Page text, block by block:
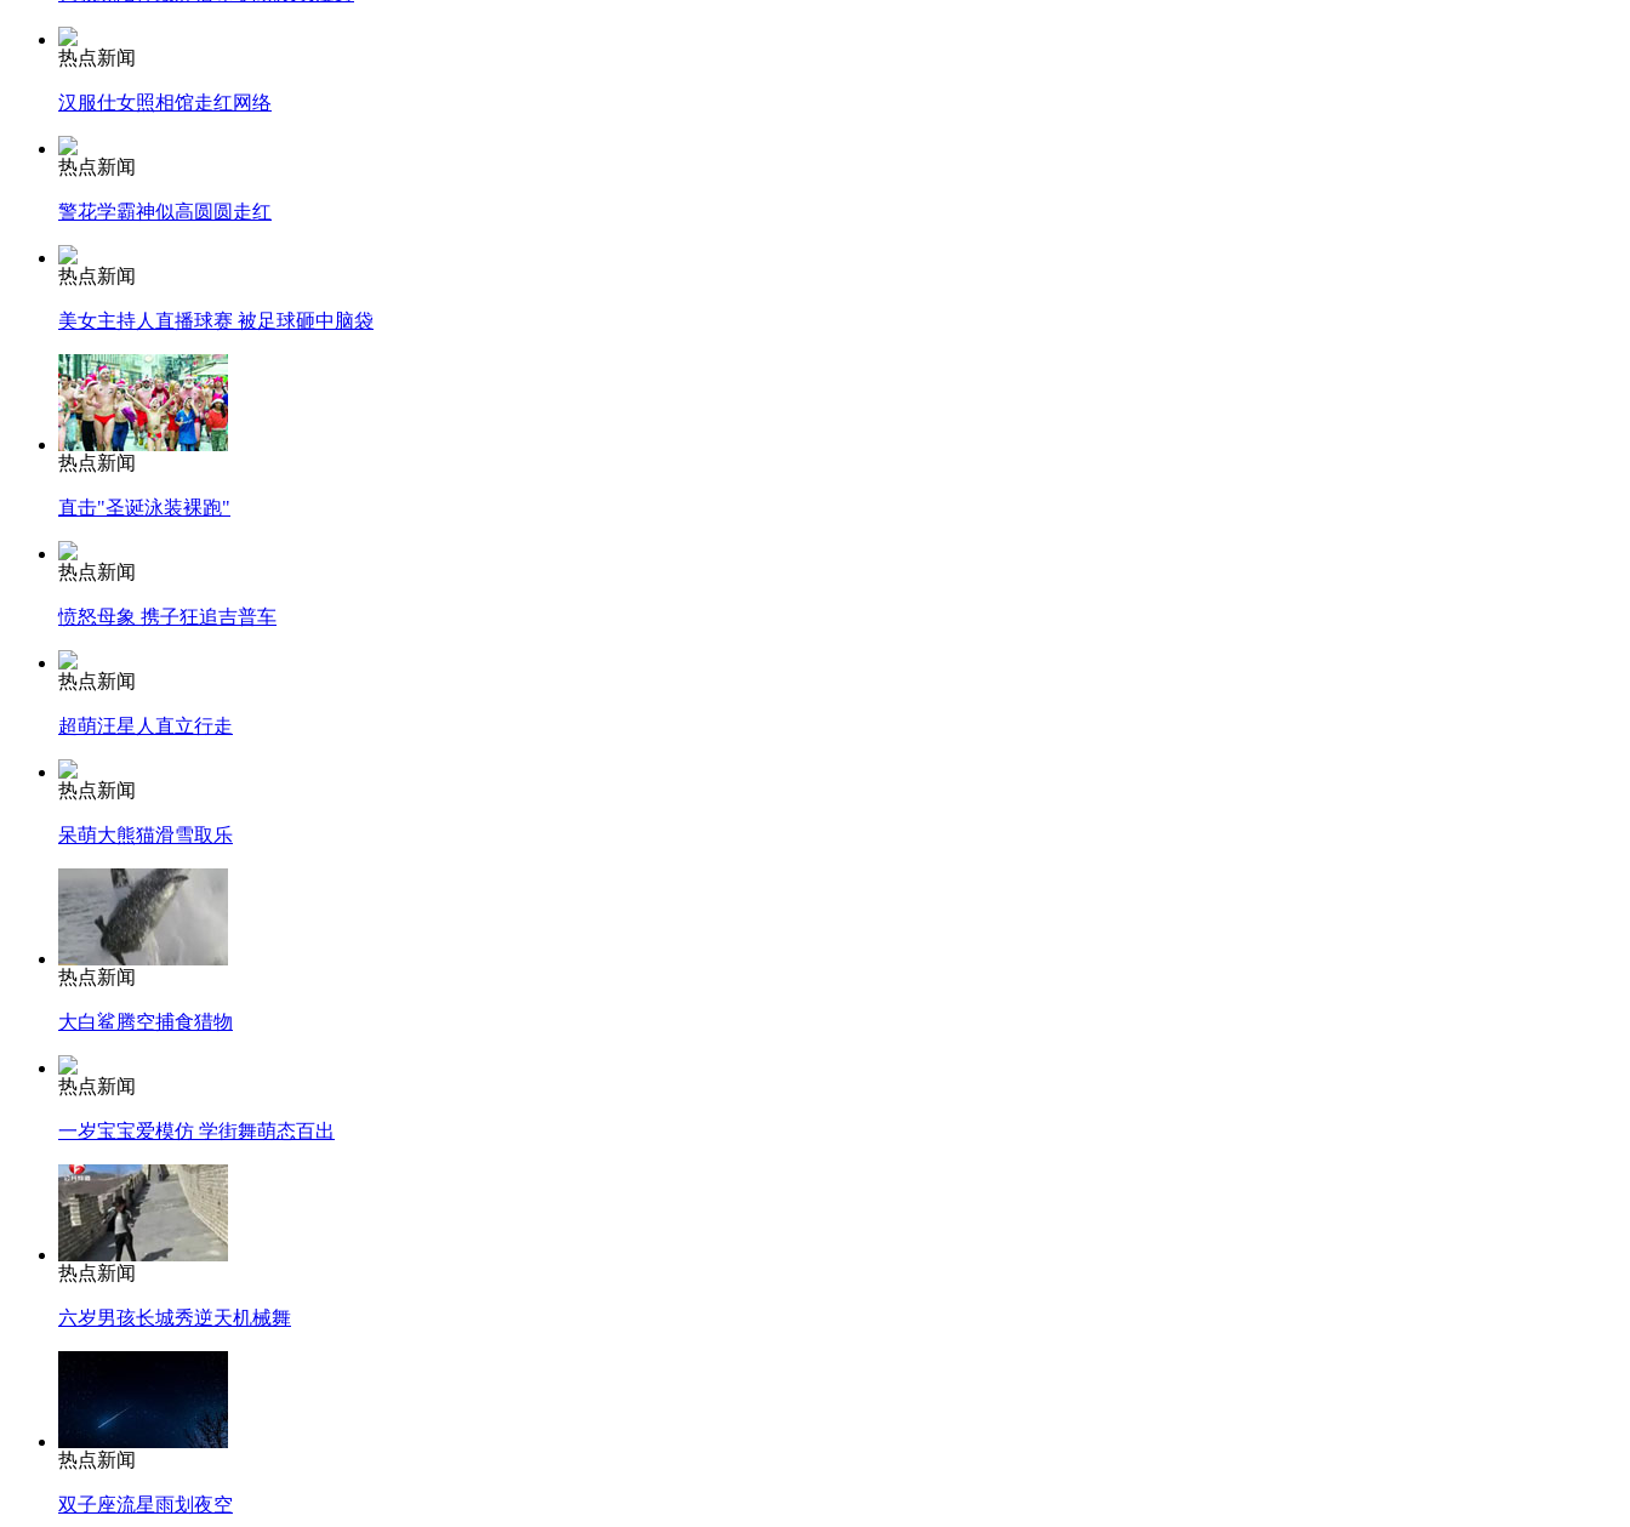
消防员救轻生者
司机酒驾遇交警 急速倒车逃窜
热点新闻
汉服仕女照相馆走红网络
热点新闻
警花学霸神似高圆圆走红
热点新闻
美女主持人直播球赛 被足球砸中脑袋
热点新闻
直击"圣诞泳装裸跑"
热点新闻
愤怒母象 携子狂追吉普车
热点新闻
超萌汪星人直立行走
热点新闻
呆萌大熊猫滑雪取乐
热点新闻
大白鲨腾空捕食猎物
热点新闻
一岁宝宝爱模仿 学街舞萌态百出
热点新闻
六岁男孩长城秀逆天机械舞
热点新闻
双子座流星雨划夜空